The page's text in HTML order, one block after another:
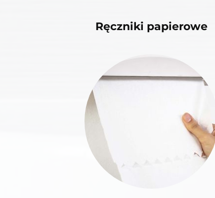
Ręczniki papierowe